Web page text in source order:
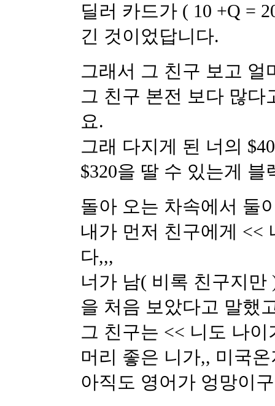
딜러 카드가 ( 10 +Q =
긴 것이었답니다.
그래서 그 친구 보고 얼
그 친구 본전 보다 많다
요.
그래 다지게 된 너의
$320을 딸 수 있는게
돌아 오는 차속에서 둘
내가 먼저 친구에게 <<
다,,,
너가 남( 비록 친구지
을 처음 보았다고 말했
그 친구는 << 니도 나
머리 좋은 니가,, 미국
아직도 영어가 엉망이